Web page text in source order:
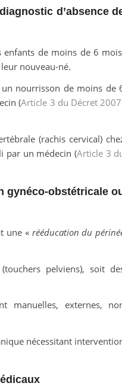
d’absence
enfants de moins de 6
nouveau-né.
nourrisson de moins de
(Article 3 du Décret
(rachis cervical)
par un médecin (Article 3
gynéco-obstétricale
une « rééducation du
pelviens), soit
manuelles, externes,
nécessitant